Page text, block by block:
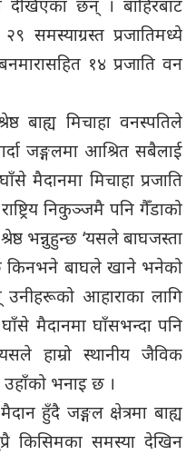
देखिएका छन् । बाहिरबाट
समस्याग्रस्त प्रजातिमध्ये
१४ प्रजाति वन
बाह्य मिचाहा वनस्पतिले
जङ्गलमा आश्रित सबैलाई
मैदानमा मिचाहा प्रजाति
निकुञ्जमै पनि गैँडाको
भन्नुहुन्छ ‘यसले बाघजस्ता
किनभने बाघले खाने भनेको
आहाराका लागि
मैदानमा घाँसभन्दा पनि
हाम्रो स्थानीय जैविक
उहाँको भनाइ छ ।
हुँदै जङ्गल क्षेत्रमा बाह्य
किसिमका समस्या देखिन